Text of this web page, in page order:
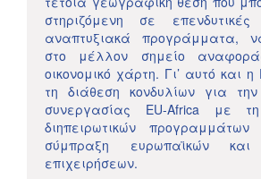
στηριζόμενη σε
αναπτυξιακά προγράμματα,
στο μέλλον σημείο
οικονομικό χάρτη. Γι’ αυτό και
τη διάθεση κονδυλίων για
συνεργασίας ΕU-Africa με
διηπειρωτικών
σύμπραξη ευρωπαϊκών και
επιχειρήσεων.